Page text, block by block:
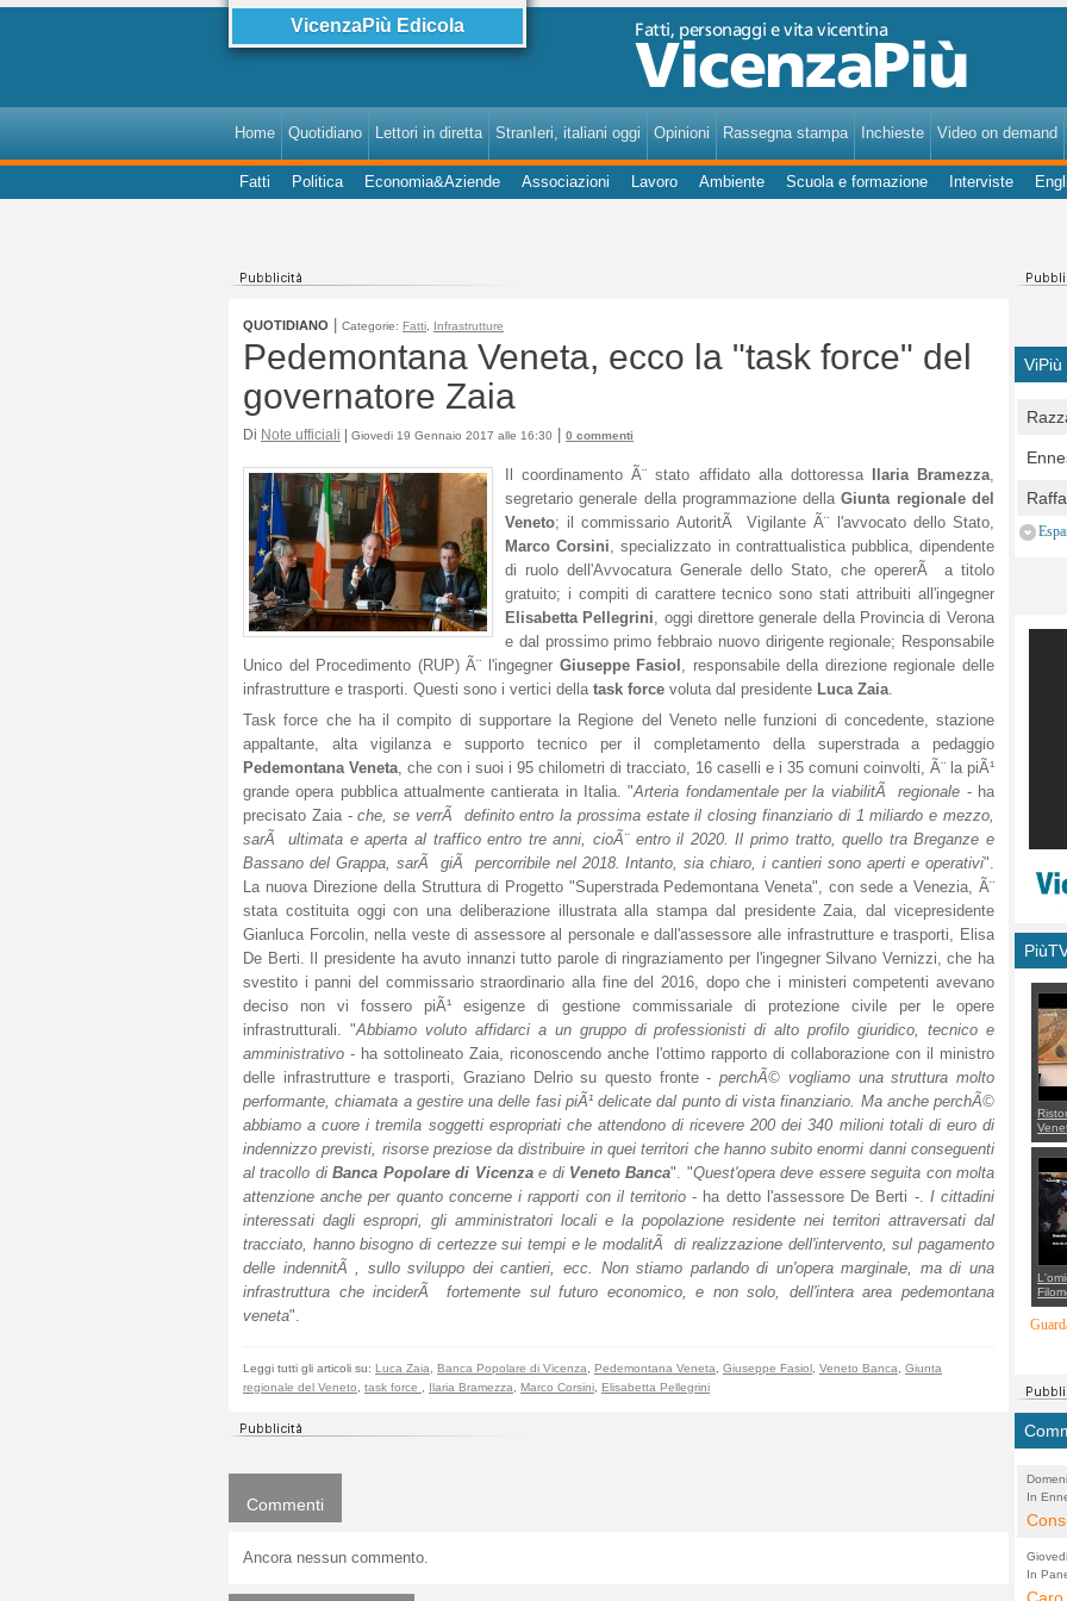
VicenzaPiù Edicola
Home Quotidiano Lettori in diretta StranIeri, italiani oggi Opinioni Rassegna stampa Inchieste Video on demand
Fatti Politica Economia&Aziende Associazioni Lavoro Ambiente Scuola e formazione Interviste
QUOTIDIANO Categorie: Fatti Infrastrutture
Pedemontana Veneta, ecco la "task force" del
governatore Zaia
Di Note ufficiali | Giovedi 19 Gennaio 2017 alle 16:30 0 commenti
Il coordinamento Ã¨ stato affidato alla dottoressa Ilaria Bramezza,
segretario generale della programmazione dellaGiunta regionale del
Veneto; il commissario AutoritÃ Vigilante Ã¨ l'avvocato dello Stato,
Marco Corsini, specializzato in contrattualistica pubblica, dipendente
di ruolo dell'Avvocatura Generale dello Stato, che opererÃ a titolo
gratuito; i compiti di carattere tecnico sono stati attribuiti all'ingegner
Elisabetta Pellegrini, oggi direttore generale della Provincia di Verona
e dal prossimo primo febbraio nuovo dirigente regionale; Responsabile
Unico del Procedimento (RUP) Ã¨ l'ingegner Giuseppe Fasiol , responsabile della direzione regionale delle
infrastrutture e trasporti. Questi sono i vertici della task force voluta dal presidente Luca Zaia.
Task force che ha il compito di supportare la Regione del Veneto nelle funzioni di concedente, stazione
appaltante, alta vigilanza e supporto tecnico per il completamento della superstrada a pedaggio
Pedemontana Veneta , che con i suoi i 95 chilometri di tracciato, 16 caselli e i 35 comuni coinvolti, Ã¨ la piÃ¹
grande opera pubblica attualmente cantierata in Italia. "Arteria fondamentale per la viabilitÃ regionale - ha
precisato Zaia -che, se verrÃ definito entro la prossima estate il closing finanziario di 1 miliardo e mezzo,
sarÃ ultimata e aperta al traffico entro tre anni, cioÃ¨ entro il 2020. Il primo tratto, quello tra Breganze e
Bassano del Grappa, sarÃ giÃ percorribile nel 2018. Intanto, sia chiaro, i cantieri sono aperti e operativi".
La nuova Direzione della Struttura di Progetto "Superstrada Pedemontana Veneta", con sede a Venezia, Ã¨
stata costituita oggi con una deliberazione illustrata alla stampa dal presidente Zaia, dal vicepresidente
Gianluca Forcolin, nella veste di assessore al personale e dall'assessore alle infrastrutture e trasporti, Elisa
De Berti. Il presidente ha avuto innanzi tutto parole di ringraziamento per l'ingegner Silvano Vernizzi, che ha
svestito i panni del commissario straordinario alla fine del 2016, dopo che i ministeri competenti avevano
deciso non vi fossero piÃ¹ esigenze di gestione commissariale di protezione civile per le opere
infrastrutturali. "Abbiamo voluto affidarci a un gruppo di professionisti di alto profilo giuridico, tecnico e
amministrativo - ha sottolineato Zaia, riconoscendo anche l'ottimo rapporto di collaborazione con il ministro
delle infrastrutture e trasporti, Graziano Delrio su questo fronte -perchÃ© vogliamo una struttura molto
performante, chiamata a gestire una delle fasi piÃ¹ delicate dal punto di vista finanziario. Ma anche perchÃ©
abbiamo a cuore i tremila soggetti espropriati che attendono di ricevere 200 dei 340 milioni totali di euro di
indennizzo previsti, risorse preziose da distribuire in quei territori che hanno subito enormi danni conseguenti
al tracollo diBanca Popolare di Vicenzae di Veneto Banca". "Quest'opera deve essere seguita con molta
attenzione anche per quanto concerne i rapporti con il territorio - ha detto l'assessore De Berti -. I cittadini
interessati dagli espropri, gli amministratori locali e la popolazione residente nei territori attraversati dal
tracciato, hanno bisogno di certezze sui tempi e le modalitÃ di realizzazione dell'intervento, sul pagamento
delle indennitÃ , sullo sviluppo dei cantieri, ecc. Non stiamo parlando di un'opera marginale, ma di una
infrastruttura che inciderÃ fortemente sul futuro economico, e non solo, dell'intera area pedemontana
veneta".
Leggi tutti gli articoli su: Luca Zaia Banca Popolare di Vicenza Pedemontana Veneta Giuseppe Fasiol Veneto Banca
Giunta
regionale del Veneto
task force Ilaria Bramezza Marco Corsini Elisabetta Pellegrini
Commenti
Ancora nessun commento.
ViPiù
per
E
con
In
In